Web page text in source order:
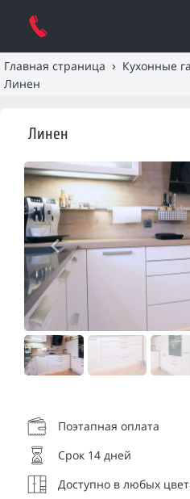
Главная страница › Кухонные
Линен
Линен
Поэтапная оплата
Срок 14 дней
Доступно в любых